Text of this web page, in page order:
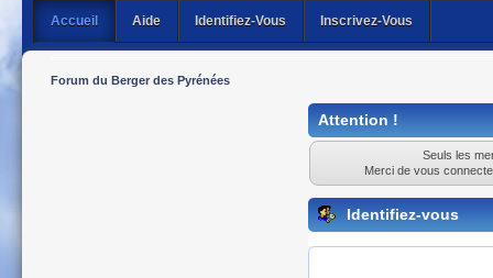
Accueil Aide Identifiez-Vous Inscrivez-Vous
Forum du Berger des Pyrénées
Attention !
Seuls les
Merci de vous
Identifiez-vous